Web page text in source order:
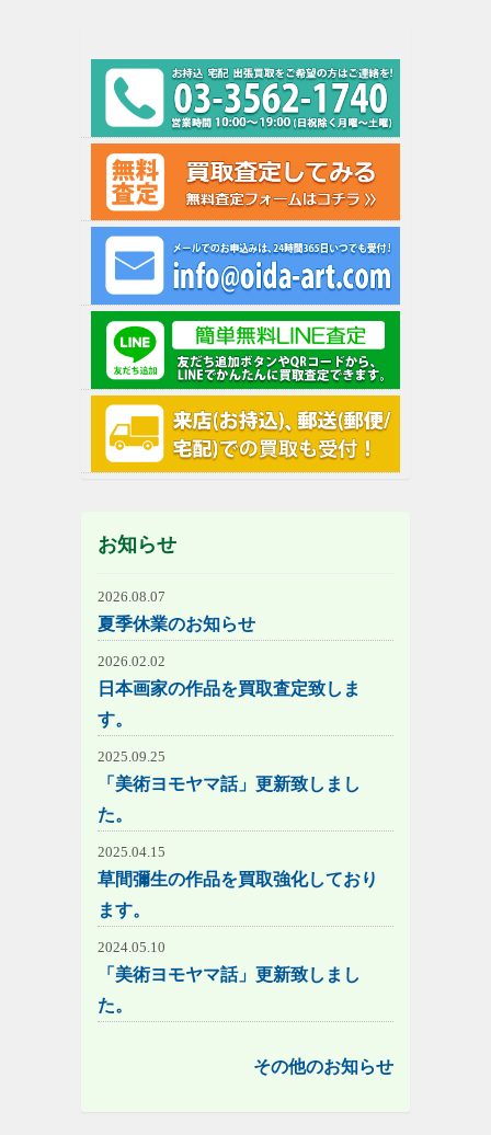
お知らせ
2026.08.07
夏季休業のお知らせ
2026.02.02
日本画家の作品を買取査定致しま
す。
2025.09.25
「美術ヨモヤマ話」更新致しまし
た。
2025.04.15
草間彌生の作品を買取強化しており
ます。
2024.05.10
「美術ヨモヤマ話」更新致しまし
た。
その他のお知らせ